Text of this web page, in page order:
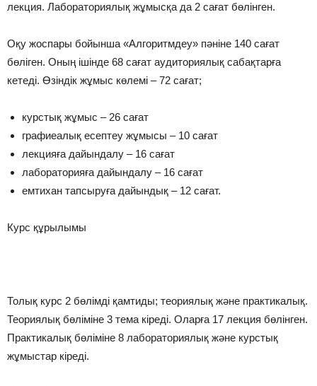
лекция. Лабораториялық жұмысқа да 2 сағат бөлінген.
Оқу жоспары бойынша «Алгоритмдеу» пәніне 140 сағат
бөліген. Оның ішінде 68 сағат аудиториялық сабақтарға
кетеді. Өзіндік жұмыс көлемі – 72 сағат;
курстық жұмыс – 26 сағат
графиеалық есептеу жұмысы – 10 сағат
лекцияға дайындалу – 16 сағат
лабораторияға дайындалу – 16 сағат
емтихан тапсыруға дайындық – 12 сағат.
Курс құрылымы
Толық курс 2 бөлімді қамтиды; теориялық және практикалық.
Теориялық бөліміне 3 тема кіреді. Оларға 17 лекция бөлінген.
Практикалық бөліміне 8 лабораториялық және курстық
жұмыстар кіреді.